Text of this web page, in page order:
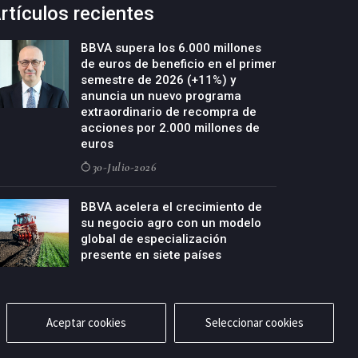
recientes
BBVA supera los 6.000 millones
de euros de beneficio en el primer
semestre de 2026 (+11%) y
anuncia un nuevo programa
extraordinario de recompra de
acciones por 2.000 millones de
euros
30-Julio-2026
BBVA acelera el crecimiento de
su negocio agro con un modelo
global de especialización
presente en siete países
Aceptar cookies Seleccionar cookies